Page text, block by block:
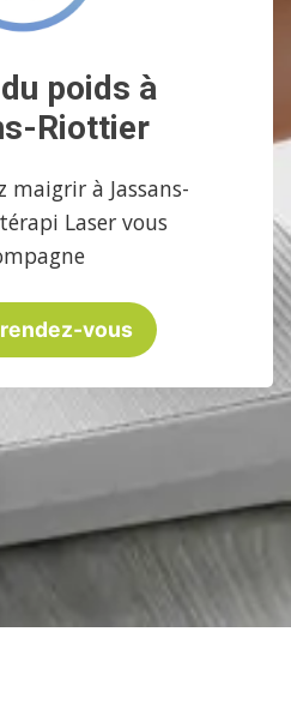
poids à
Riottier
maigrir à Jassans-
Laser vous
vous